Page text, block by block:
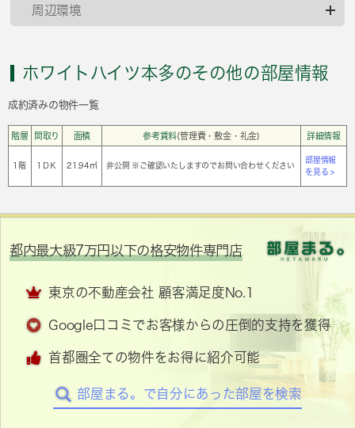
周辺環境
ホワイトハイツ本多のその他の部屋情報
成約済みの物件一覧
階層 間取り 面積 参考賃料(管理費・敷金・礼金) 詳細情報
1階 1ＤＫ 21.94㎡ 非公開 ※ご確認いたしますのでお問い合わせください
部屋情報
を見る >
都内最大級7万円以下の格安物件専門店
東京の不動産会社 顧客満足度No.1
Google口コミでお客様からの圧倒的支持を獲得
首都圏全ての物件をお得に紹介可能
部屋まる。で自分にあった部屋を検索